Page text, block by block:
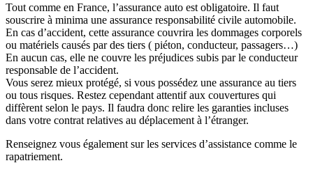
Tout comme en France, l’assurance auto est obligatoire. Il faut
souscrire à minima une assurance responsabilité civile automobile.
En cas d’accident, cette assurance couvrira les dommages corporels
ou matériels causés par des tiers ( piéton, conducteur, passagers…)
En aucun cas, elle ne couvre les préjudices subis par le conducteur
responsable de l’accident.
Vous serez mieux protégé, si vous possédez une assurance au tiers
ou tous risques. Restez cependant attentif aux couvertures qui
diffèrent selon le pays. Il faudra donc relire les garanties incluses
dans votre contrat relatives au déplacement à l’étranger.
Renseignez vous également sur les services d’assistance comme le
rapatriement.